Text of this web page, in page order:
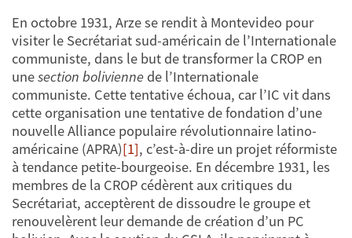
En octobre 1931, Arze se rendit à Montevideo pour
visiter le Secrétariat sud-américain de l’Internationale
communiste, dans le but de transformer la CROP en
unesection bolivienne de l’Internationale
communiste. Cette tentative échoua, car l’IC vit dans
cette organisation une tentative de fondation d’une
nouvelle Alliance populaire révolutionnaire latino-
américaine (APRA)[1], c’est-à-dire un projet réformiste
à tendance petite-bourgeoise. En décembre 1931, les
membres de la CROP cédèrent aux critiques du
Secrétariat, acceptèrent de dissoudre le groupe et
renouvelèrent leur demande de création d’un PC